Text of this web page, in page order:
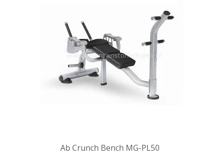
Ab Crunch Bench MG-PL50